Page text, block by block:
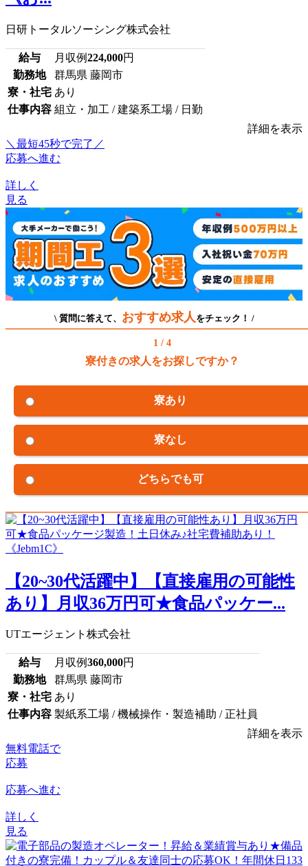
日研トータルソーシング株式会社
給与 月収例224,000円
勤務地
群馬県 藤岡市
寮・社宅 あり
仕事内容 組立・加工 / 建築系工場 / 日勤
詳細を表示
＼最短45秒で完了／
応募へ進む
詳しく
見る
\ 質問に答えて、 おすすめ求人 をチェック！ /
1 / 4
寮付きの求人をお探しですか？
寮あり
寮なし
どちらでも可
【20~30代活躍中】【直接雇用の可能性
あり】月収36万円可★食品パッケー...
UTエージェント株式会社
給与 月収例360,000円
勤務地
群馬県 藤岡市
寮・社宅 あり
仕事内容 製紙系工場 / 機械操作・製造補助 / 正社員
詳細を表示
無料電話で
応募
応募へ進む
詳しく
見る